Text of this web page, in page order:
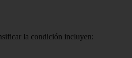
la condición incluyen: